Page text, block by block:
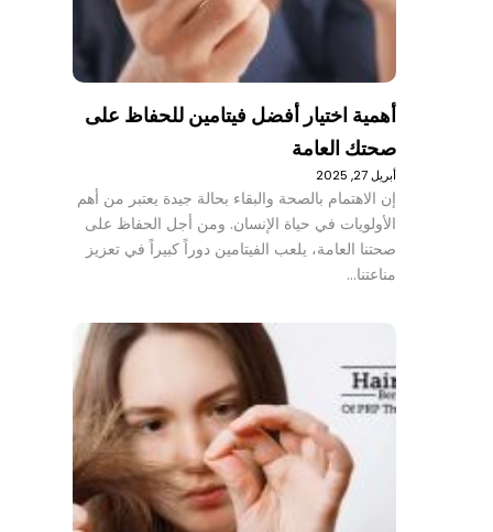
أهمية اختيار أفضل فيتامين للحفاظ على
صحتك العامة
أبريل 27, 2025
إن الاهتمام بالصحة والبقاء بحالة جيدة يعتبر من أهم
الأولويات في حياة الإنسان. ومن أجل الحفاظ على
صحتنا العامة، يلعب الفيتامين دوراً كبيراً في تعزيز
مناعتنا…